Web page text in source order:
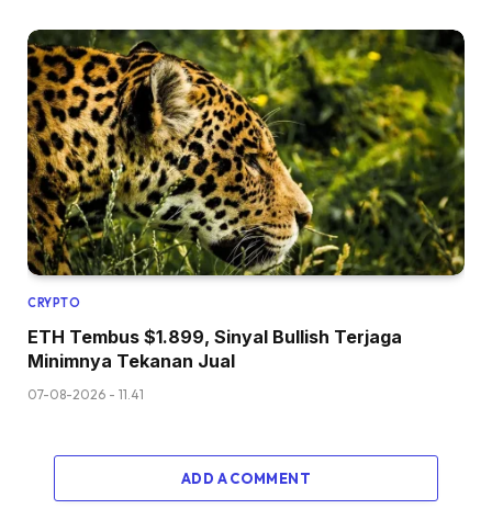
CRYPTO
ETH Tembus $1.899, Sinyal Bullish Terjaga
Minimnya Tekanan Jual
07-08-2026 - 11.41
ADD A COMMENT